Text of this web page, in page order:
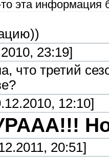
эта информация
23:19]
что третий
12:10]
20:51]